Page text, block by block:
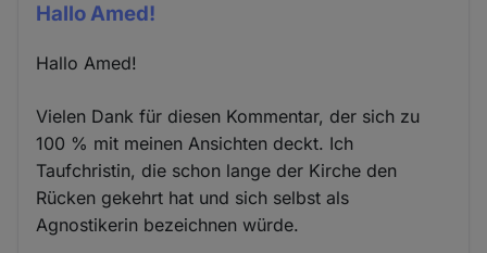
Hallo Amed!
Hallo Amed!
Vielen Dank für diesen Kommentar, der sich zu
100 % mit meinen Ansichten deckt. Ich
Taufchristin, die schon lange der Kirche den
Rücken gekehrt hat und sich selbst als
Agnostikerin bezeichnen würde.